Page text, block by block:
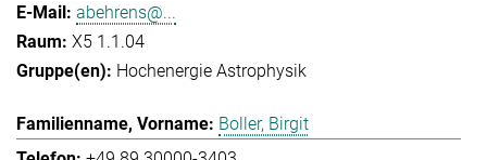
abehrens@...
X5 1.1.04
Hochenergie Astrophysik
Boller, Birgit